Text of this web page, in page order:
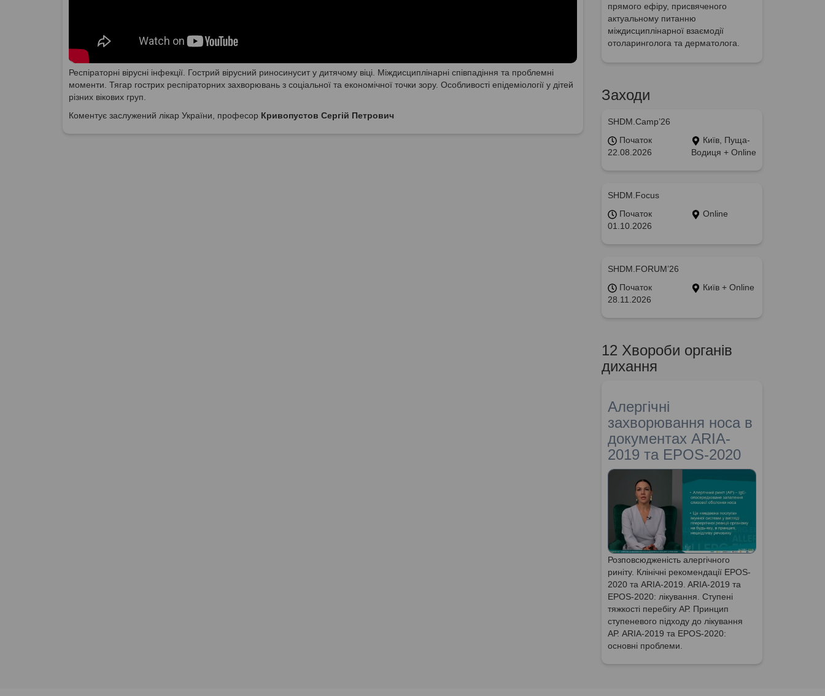
Респіраторні вірусні інфекції. Гострий вірусний риносинусит у дитячому віці. Міждисциплінарні співпадіння та проблемні
моменти. Тягар гострих респіраторних захворювань з соціальної та економічної точки зору. Особливості епідеміології у дітей
різних вікових груп.
Коментує заслужений лікар України, професор Кривопустов Сергій Петрович
прямого ефіру, присвяченого
актуальному питанню
міждисциплінарної взаємодії
отоларинголога та дерматолога.
Заходи
SHDM.Camp’26
Початок
22.08.2026
Київ, Пуща-
Водиця + Online
SHDM.Focus
Початок
01.10.2026
Online
SHDM.FORUM’26
Початок
28.11.2026
Київ + Online
12 Хвороби органів
дихання
Алергічні
захворювання носа в
документах ARIA-
2019 та EPOS-2020
Розповсюдженість алергічного
риніту. Клінічні рекомендації EPOS-
2020 та ARIA-2019. ARIA-2019 та
EPOS-2020: лікування. Ступені
тяжкості перебігу АР. Принцип
ступеневого підходу до лікування
АР. ARIA-2019 та EPOS-2020:
основні проблеми.